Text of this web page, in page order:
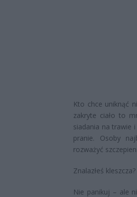
Kto chce uniknąć
zakryte ciało to
siadania na trawie
pranie. Osoby
rozważyć
Znalazłeś
Nie panikuj – ale